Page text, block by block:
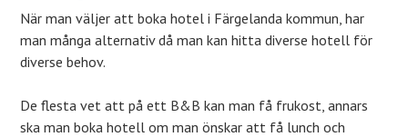
När man väljer att boka hotel i Färgelanda kommun, har
man många alternativ då man kan hitta diverse hotell för
diverse behov.
De flesta vet att på ett B&B kan man få frukost, annars
ska man boka hotell om man önskar att få lunch och